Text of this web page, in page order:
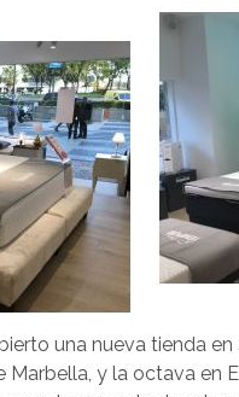
una nueva tienda en
y la octava en